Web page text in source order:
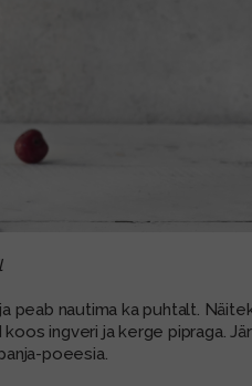
peab nautima ka puhtalt.
ingveri ja kerge pipraga.
poeesia.